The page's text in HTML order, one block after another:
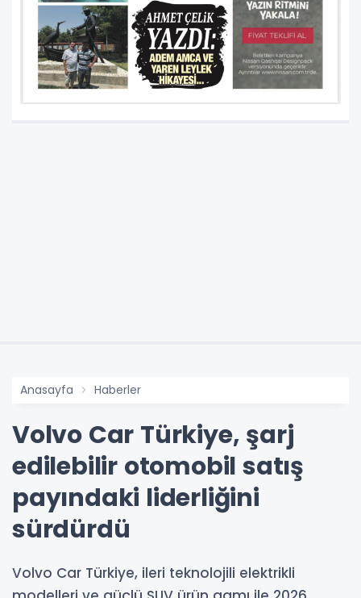
Anasayfa Haberler
Volvo Car Türkiye, şarj
edilebilir otomobil satış
payındaki liderliğini
sürdürdü
Volvo Car Türkiye, ileri teknolojili elektrikli